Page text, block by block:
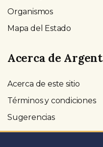
Organismos
Mapa del Estado
Acerca de
Acerca de este sitio
Términos y condiciones
Sugerencias